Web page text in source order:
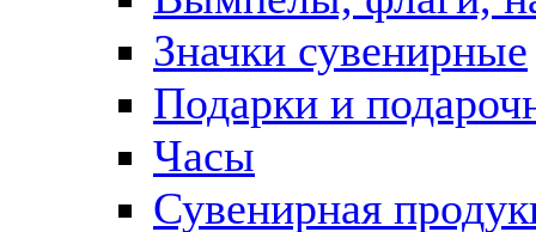
Значки сувенирные
Подарки и
Часы
Сувенирная